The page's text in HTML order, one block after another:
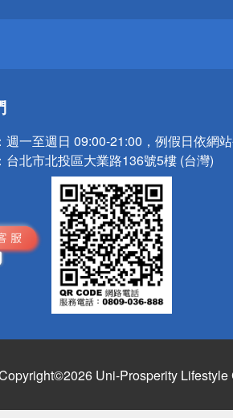
週一至週日 09:00-21:00，例假日依網
台北市北投區大業路136號5樓 (台灣)
Uni-Prosperity